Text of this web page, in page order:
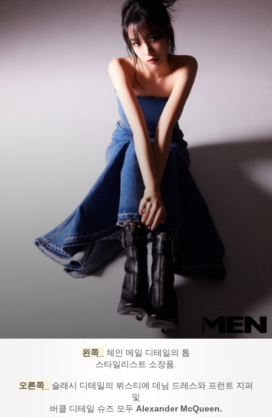
왼쪽_
체인 메일 디테일의 톱
스타일리스트 소장품.
오른쪽_
슬래시 디테일의 뷔스티에 데님 드레스와 프런트 지퍼
및
버클 디테일 슈즈 모두 Alexander McQueen.